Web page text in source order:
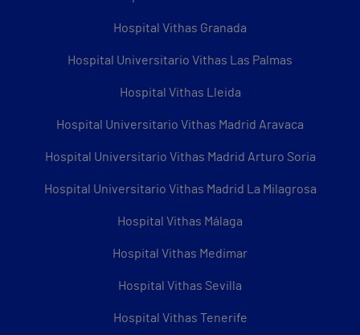
Hospital Vithas Granada
Hospital Universitario Vithas Las Palmas
Hospital Vithas Lleida
Hospital Universitario Vithas Madrid Aravaca
Hospital Universitario Vithas Madrid Arturo Soria
Hospital Universitario Vithas Madrid La Milagrosa
Hospital Vithas Málaga
Hospital Vithas Medimar
Hospital Vithas Sevilla
Hospital Vithas Tenerife